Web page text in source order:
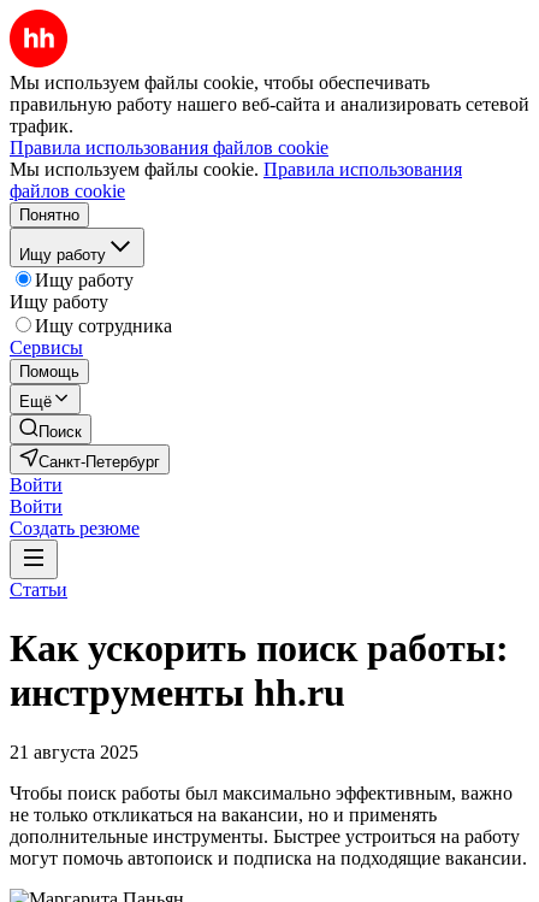
Мы используем файлы cookie, чтобы обеспечивать
правильную работу нашего веб-сайта и анализировать сетевой
трафик.
Правила использования файлов cookie
Мы используем файлы cookie. Правила использования
файлов cookie
Понятно
Ищу работу
Ищу работу
Ищу работу
Ищу сотрудника
Сервисы
Помощь
Ещё
Поиск
Санкт-Петербург
Войти
Войти
Создать резюме
Статьи
Как ускорить поиск работы:
инструменты hh.ru
21 августа 2025
Чтобы поиск работы был максимально эффективным, важно
не только откликаться на вакансии, но и применять
дополнительные инструменты. Быстрее устроиться на работу
могут помочь автопоиск и подписка на подходящие вакансии.